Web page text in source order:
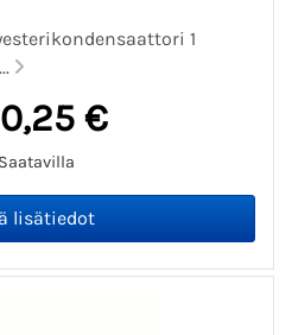
1
0,25 €